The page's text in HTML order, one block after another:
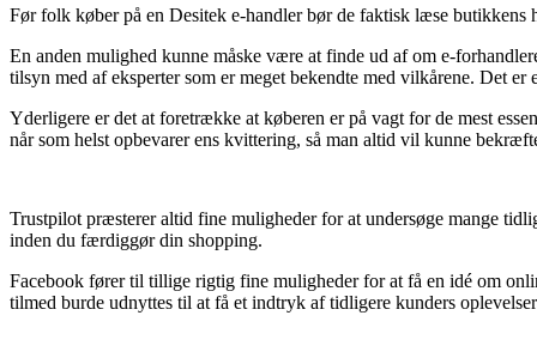
Før folk køber på en Desitek e-handler bør de faktisk læse
En anden mulighed kunne måske være at finde ud af om e-
tilsyn med af eksperter som er meget bekendte med vilkårene. Det
Yderligere er det at foretrække at køberen er på vagt for de mest
når som helst opbevarer ens kvittering, så man altid vil kunne
Trustpilot præsterer altid fine muligheder for at undersøge mange
inden du færdiggør din shopping.
Facebook fører til tillige rigtig fine muligheder for at få en idé om
tilmed burde udnyttes til at få et indtryk af tidligere kunders